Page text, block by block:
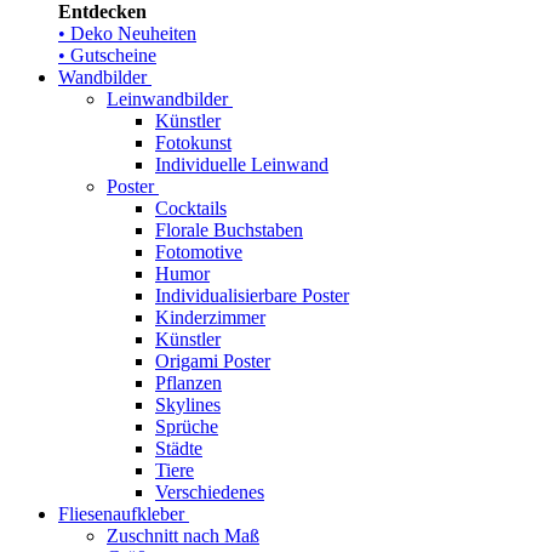
Entdecken
• Deko Neuheiten
• Gutscheine
Wandbilder
Leinwandbilder
Künstler
Fotokunst
Individuelle Leinwand
Poster
Cocktails
Florale Buchstaben
Fotomotive
Humor
Individualisierbare Poster
Kinderzimmer
Künstler
Origami Poster
Pflanzen
Skylines
Sprüche
Städte
Tiere
Verschiedenes
Fliesenaufkleber
Zuschnitt nach Maß